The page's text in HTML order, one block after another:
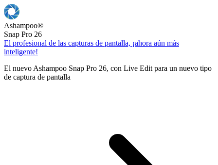
Ashampoo®
Snap Pro 26
El profesional de las capturas de pantalla, ¡ahora aún más
inteligente!
El nuevo Ashampoo Snap Pro 26, con Live Edit para un nuevo tipo
de captura de pantalla